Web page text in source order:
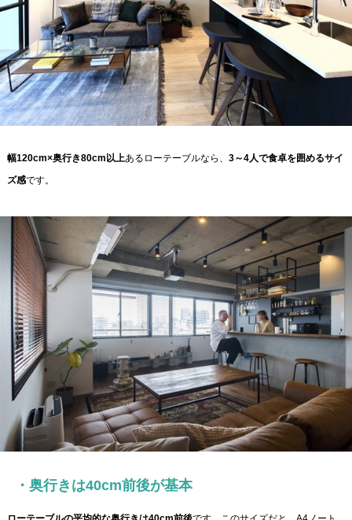
幅120cm×奥行き80cm以上あるローテーブルなら、3～4人で食卓を囲めるサイ
ズ感です。
・奥行きは40cm前後が基本